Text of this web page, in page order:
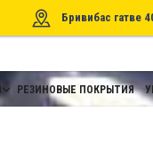
Бривибас гатве
РЕЗИНОВЫЕ ПОКРЫТИЯ